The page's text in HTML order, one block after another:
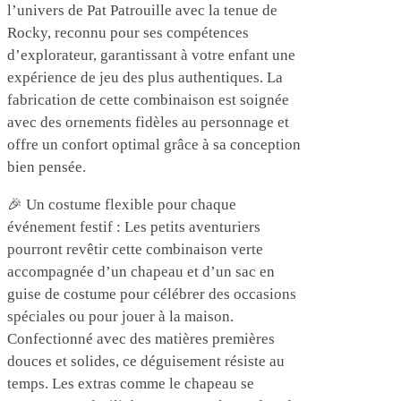
l’univers de Pat Patrouille avec la tenue de
Rocky, reconnu pour ses compétences
d’explorateur, garantissant à votre enfant une
expérience de jeu des plus authentiques. La
fabrication de cette combinaison est soignée
avec des ornements fidèles au personnage et
offre un confort optimal grâce à sa conception
bien pensée.
🎉 Un costume flexible pour chaque
événement festif : Les petits aventuriers
pourront revêtir cette combinaison verte
accompagnée d’un chapeau et d’un sac en
guise de costume pour célébrer des occasions
spéciales ou pour jouer à la maison.
Confectionné avec des matières premières
douces et solides, ce déguisement résiste au
temps. Les extras comme le chapeau se